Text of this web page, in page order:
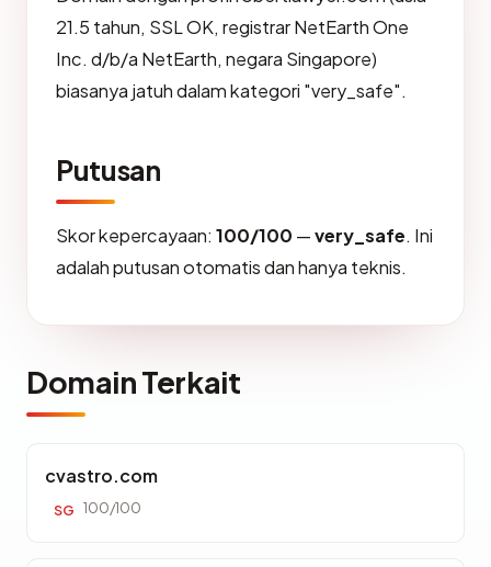
21.5 tahun, SSL OK, registrar NetEarth One
Inc. d/b/a NetEarth, negara Singapore)
biasanya jatuh dalam kategori "very_safe".
Putusan
Skor kepercayaan: 100/100 —very_safe. Ini
adalah putusan otomatis dan hanya teknis.
Domain Terkait
cvastro.com
SG 100/100